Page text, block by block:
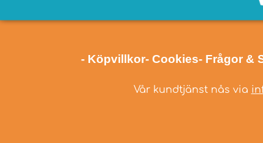
- Köpvillkor- Cookies- Frågor &
Vår kundtjänst nås via